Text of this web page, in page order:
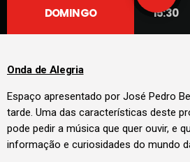
DOMINGO
15:30
Onda de Alegria
Espaço apresentado por José Pedro
tarde. Uma das características deste
pode pedir a música que quer ouvir, e
informação e curiosidades do mundo